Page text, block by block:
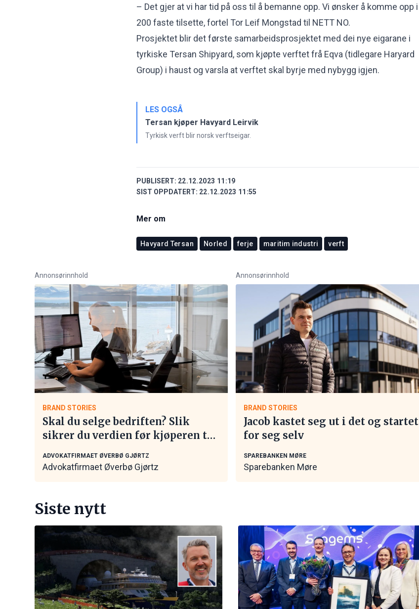
– Det gjer at vi har tid på oss til å bemanne opp. Vi ønsker å komme opp i
200 faste tilsette, fortel Tor Leif Mongstad til NETT NO.
Prosjektet blir det første samarbeidsprosjektet med dei nye eigarane i
tyrkiske Tersan Shipyard, som kjøpte verftet frå Eqva (tidlegare Haryard
Group) i haust og varsla at verftet skal byrje med nybygg igjen.
LES OGSÅ
Tersan kjøper Havyard Leirvik
Tyrkisk verft blir norsk verftseigar.
PUBLISERT: 22.12.2023 11:19
SIST OPPDATERT: 22.12.2023 11:55
Mer om
Havyard Tersan Norled ferje maritim industri verft
Annonsørinnhold
BRAND STORIES
Skal du selge bedriften? Slik
sikrer du verdien før kjøperen tar
ADVOKATFIRMAET ØVERBØ GJØRTZ
Advokatfirmaet Øverbø Gjørtz
Annonsørinnhold
BRAND STORIES
Jacob kastet seg ut i det og startet
for seg selv
SPAREBANKEN MØRE
Sparebanken Møre
Siste nytt